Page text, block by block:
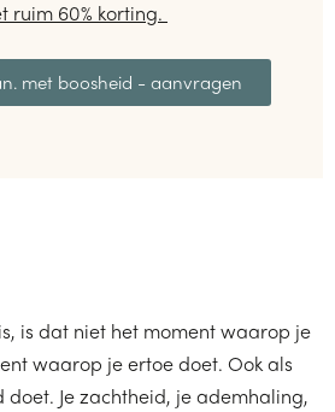
ruim 60% korting.
met boosheid - aanvragen
is dat niet het moment waarop je
waarop je ertoe doet. Ook als
doet. Je zachtheid, je ademhaling,